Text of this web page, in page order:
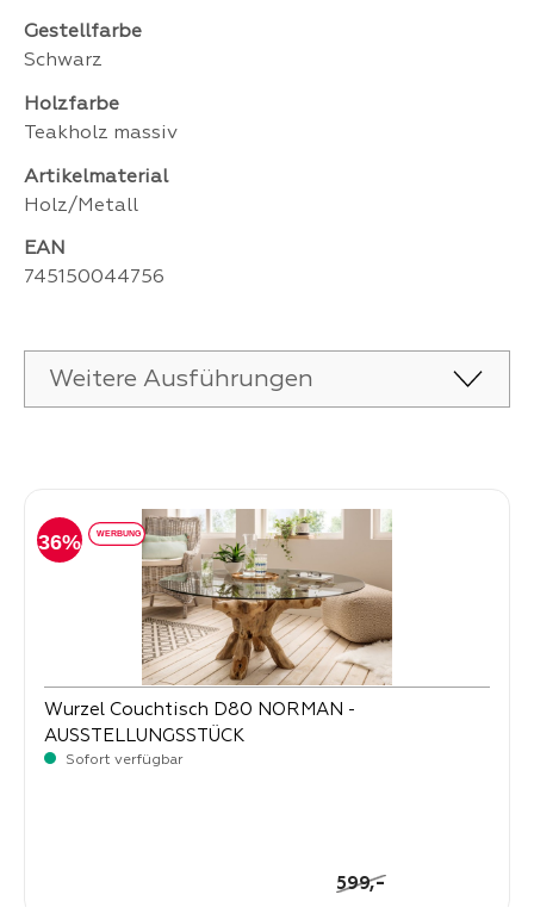
Gestellfarbe
Schwarz
Holzfarbe
Teakholz massiv
Artikelmaterial
Holz/Metall
EAN
745150044756
Weitere Ausführungen
36%
Wurzel Couchtisch D80 NORMAN -
AUSSTELLUNGSSTÜCK
Sofort verfügbar
Regulärer Preis:
599,-